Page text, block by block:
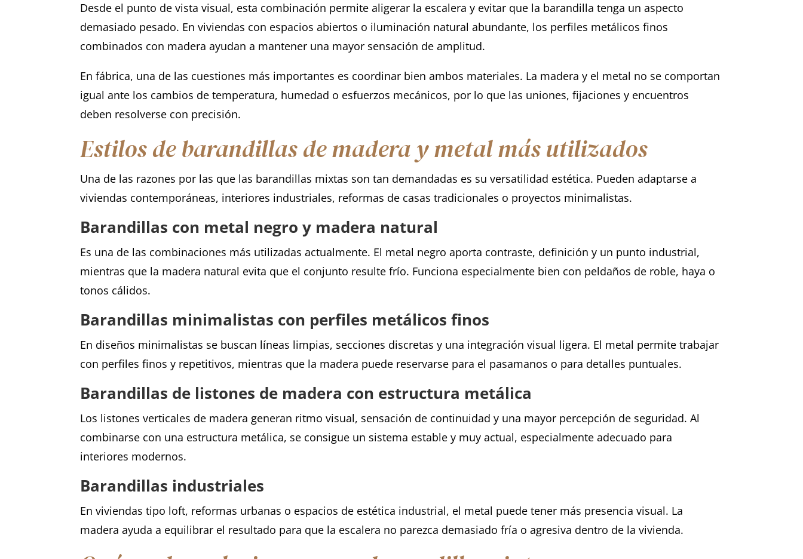
Desde el punto de vista visual, esta combinación permite aligerar la escalera y evitar que la barandilla tenga un aspecto
demasiado pesado. En viviendas con espacios abiertos o iluminación natural abundante, los perfiles metálicos finos
combinados con madera ayudan a mantener una mayor sensación de amplitud.
En fábrica, una de las cuestiones más importantes es coordinar bien ambos materiales. La madera y el metal no se comportan
igual ante los cambios de temperatura, humedad o esfuerzos mecánicos, por lo que las uniones, fijaciones y encuentros
deben resolverse con precisión.
Estilos de barandillas de madera y metal más utilizados
Una de las razones por las que las barandillas mixtas son tan demandadas es su versatilidad estética. Pueden adaptarse a
viviendas contemporáneas, interiores industriales, reformas de casas tradicionales o proyectos minimalistas.
Barandillas con metal negro y madera natural
Es una de las combinaciones más utilizadas actualmente. El metal negro aporta contraste, definición y un punto industrial,
mientras que la madera natural evita que el conjunto resulte frío. Funciona especialmente bien con peldaños de roble, haya o
tonos cálidos.
Barandillas minimalistas con perfiles metálicos finos
En diseños minimalistas se buscan líneas limpias, secciones discretas y una integración visual ligera. El metal permite trabajar
con perfiles finos y repetitivos, mientras que la madera puede reservarse para el pasamanos o para detalles puntuales.
Barandillas de listones de madera con estructura metálica
Los listones verticales de madera generan ritmo visual, sensación de continuidad y una mayor percepción de seguridad. Al
combinarse con una estructura metálica, se consigue un sistema estable y muy actual, especialmente adecuado para
interiores modernos.
Barandillas industriales
En viviendas tipo loft, reformas urbanas o espacios de estética industrial, el metal puede tener más presencia visual. La
madera ayuda a equilibrar el resultado para que la escalera no parezca demasiado fría o agresiva dentro de la vivienda.